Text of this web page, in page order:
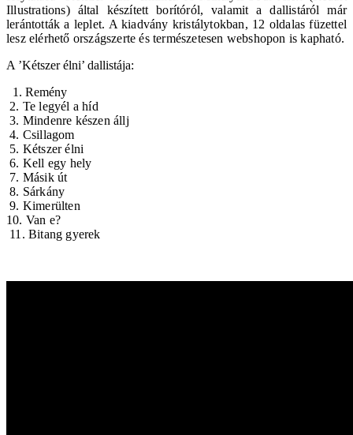
Illustrations) által készített borítóról, valamit a dallistáról már
lerántották a leplet. A kiadvány kristálytokban, 12 oldalas füzettel
lesz elérhető országszerte és természetesen webshopon is kapható.
A ’Kétszer élni’ dallistája:
1. Remény
2. Te legyél a híd
3. Mindenre készen állj
4. Csillagom
5. Kétszer élni
6. Kell egy hely
7. Másik út
8. Sárkány
9. Kimerülten
10. Van e?
11. Bitang gyerek